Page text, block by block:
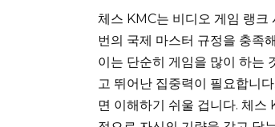
체스 KMC는 비디오 게임 랭크
번의 국제 마스터 규정을 충족
이는 단순히 게임을 많이 하는
고 뛰어난 집중력이 필요합니
면 이해하기 쉬울 겁니다. 체